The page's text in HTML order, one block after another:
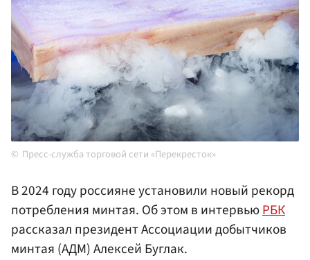
Пресс-служба торговой сети «Перекресток»
В 2024 году россияне установили новый рекорд
потребления минтая. Об этом в интервьюРБК
рассказал президент Ассоциации добытчиков
минтая (АДМ) Алексей Буглак.